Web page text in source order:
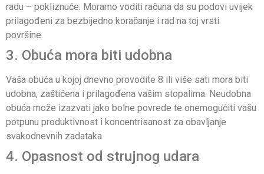
radu – pokliznuće. Moramo voditi računa da su podovi uvijek
prilagođeni za bezbijedno koračanje i rad na toj vrsti
površine.
3. Obuća mora biti udobna
Vaša obuća u kojoj dnevno provodite 8 ili više sati mora biti
udobna, zaštićena i prilagođena vašim stopalima. Neudobna
obuća može izazvati jako bolne povrede te onemogućiti vašu
potpunu produktivnost i koncentrisanost za obavljanje
svakodnevnih zadataka
4. Opasnost od strujnog udara